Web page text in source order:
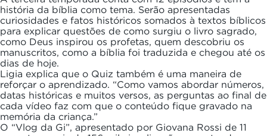
história da bíblia como tema. Serão apresentadas
curiosidades e fatos históricos somados à textos bíblicos
para explicar questões de como surgiu o livro sagrado,
como Deus inspirou os profetas, quem descobriu os
manuscritos, como a bíblia foi traduzida e chegou até os
dias de hoje.
Ligia explica que o Quiz também é uma maneira de
reforçar o aprendizado. “Como vamos abordar números,
datas históricas e muitos versos, as perguntas ao final de
cada vídeo faz com que o conteúdo fique gravado na
memória da criança.”
O “Vlog da Gi”, apresentado por Giovana Rossi de 11